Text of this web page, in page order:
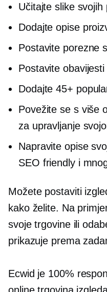
Učitajte slike svojih
Dodajte opise
Postavite porezne
Postavite
Dodajte 45+
Povežite se s više
za upravljanje
Napravite opise
SEO friendlyi
Možete postaviti
kako želite. Na
svoje trgovine ili
prikazuje prema
Ecwid je 100%